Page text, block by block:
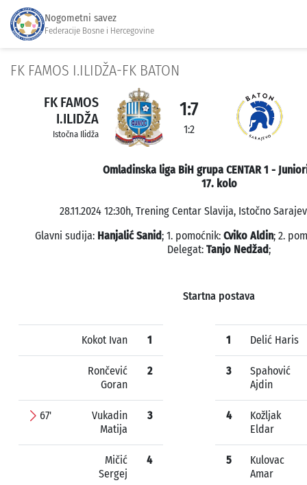
Nogometni savez
Federacije Bosne i Hercegovine
FK FAMOS I.ILIDŽA-FK BATON
FK FAMOS
I.ILIDŽA
Istočna Ilidža
1:7
1:2
Omladinska liga BiH grupa CENTAR 1 -
17. kolo
28.11.2024 12:30h, Trening Centar Slavija, Istočno
Glavni sudija: Hanjalić Sanid; 1. pomoćnik: Cviko Aldin; 2.
Delegat: Tanjo Nedžad;
Startna postava
Kokot Ivan 1
Rončević
Goran
2
67'
Vukadin
Matija
3
Mičić
Sergej
4
1 Delić Haris
3
Spahović
Ajdin
4
Kožljak
Eldar
5
Kulovac
Amar